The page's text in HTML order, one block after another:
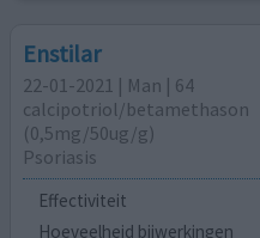
Enstilar
22-01-2021 | Man | 64
calcipotriol/​betamethason
(0,5mg/50ug/g)
Psoriasis
Effectiviteit
Hoeveelheid bijwerkingen